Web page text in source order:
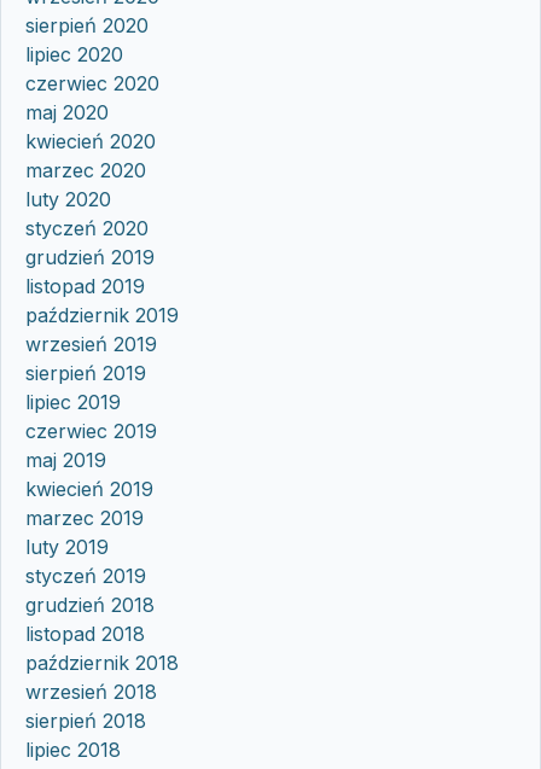
sierpień 2020
lipiec 2020
czerwiec 2020
maj 2020
kwiecień 2020
marzec 2020
luty 2020
styczeń 2020
grudzień 2019
listopad 2019
październik 2019
wrzesień 2019
sierpień 2019
lipiec 2019
czerwiec 2019
maj 2019
kwiecień 2019
marzec 2019
luty 2019
styczeń 2019
grudzień 2018
listopad 2018
październik 2018
wrzesień 2018
sierpień 2018
lipiec 2018